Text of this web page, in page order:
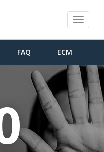
Toggle
FAQ ECM